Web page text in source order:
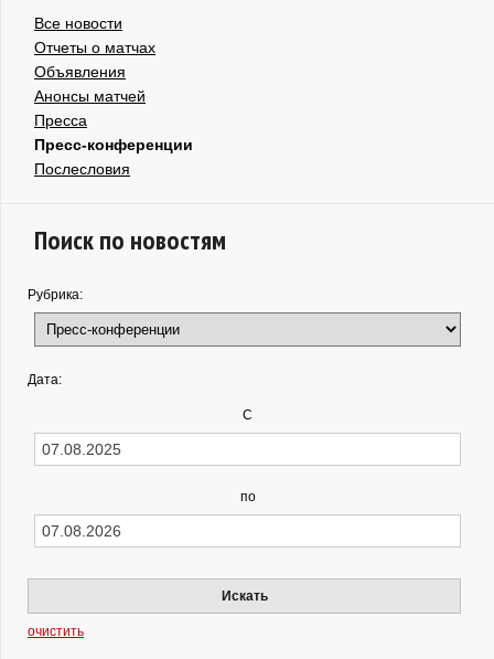
Все новости
Отчеты о матчах
Объявления
Анонсы матчей
Пресса
Пресс-конференции
Послесловия
Поиск по новостям
Рубрика:
Дата:
С
по
Искать
очистить